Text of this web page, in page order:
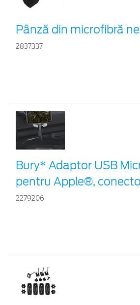
Pânză din microfibră
2837337
Bury* Adaptor USB
pentru Apple®,
2279206